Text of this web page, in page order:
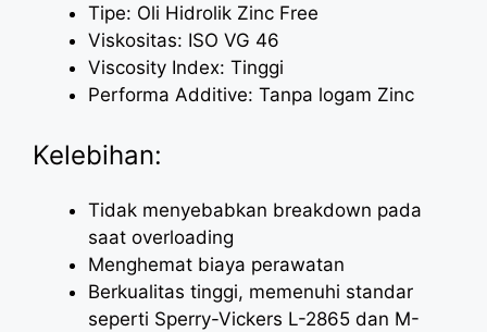
Tipe: Oli Hidrolik Zinc Free
Viskositas: ISO VG 46
Viscosity Index: Tinggi
Performa Additive: Tanpa logam Zinc
Kelebihan:
Tidak menyebabkan breakdown pada
saat overloading
Menghemat biaya perawatan
Berkualitas tinggi, memenuhi standar
seperti Sperry-Vickers L-2865 dan M-